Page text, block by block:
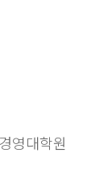
영대학원